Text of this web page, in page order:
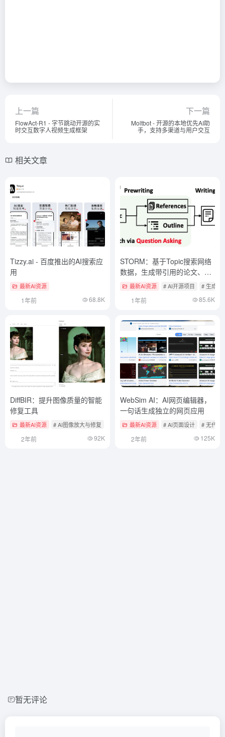
上一篇
FlowAct-R1 - 字节跳动开源的实
时交互数字人视频生成框架
下一篇
Moltbot - 开源的本地优先AI助
手，支持多渠道与用户交互
相关文章
Tizzy.ai - 百度推出的AI搜索应
用
最新AI资源
1年前 68.8K
STORM：基于Topic搜索网络
数据，生成带引用的论文、长
文报告
最新AI资源 # AI开源项目 # 生成深
1年前 85.6K
DiffBIR：提升图像质量的智能
修复工具
最新AI资源 # AI图像放大与修复 # AI开源项目
2年前 92K
WebSim AI：AI网页编辑器，
一句话生成独立的网页应用
最新AI资源 # AI页面设计 # 无代码
2年前 125K
暂无评论